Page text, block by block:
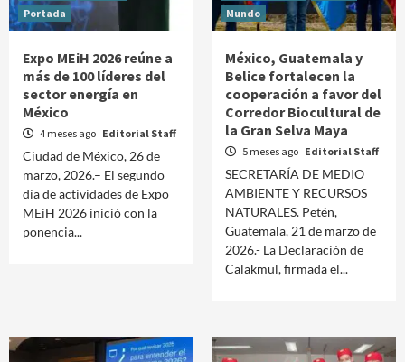
Portada
Expo MEiH 2026 reúne a
más de 100 líderes del
sector energía en
México
4 meses ago Editorial Staff
Ciudad de México, 26 de
marzo, 2026.– El segundo
día de actividades de Expo
MEiH 2026 inició con la
ponencia...
Mundo
México, Guatemala y
Belice fortalecen la
cooperación a favor del
Corredor Biocultural de
la Gran Selva Maya
5 meses ago Editorial Staff
SECRETARÍA DE MEDIO
AMBIENTE Y RECURSOS
NATURALES. Petén,
Guatemala, 21 de marzo de
2026.- La Declaración de
Calakmul, firmada el...